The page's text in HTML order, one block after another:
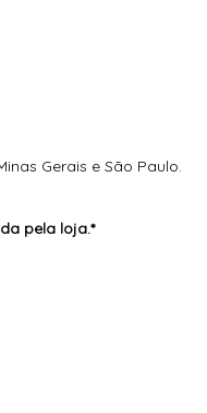
Gerais e São Paulo.
pela loja.*